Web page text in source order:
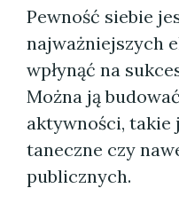
Pewność siebie
najważniejszych
wpłynąć na
Można ją
aktywności, takie
taneczne czy
publicznych.